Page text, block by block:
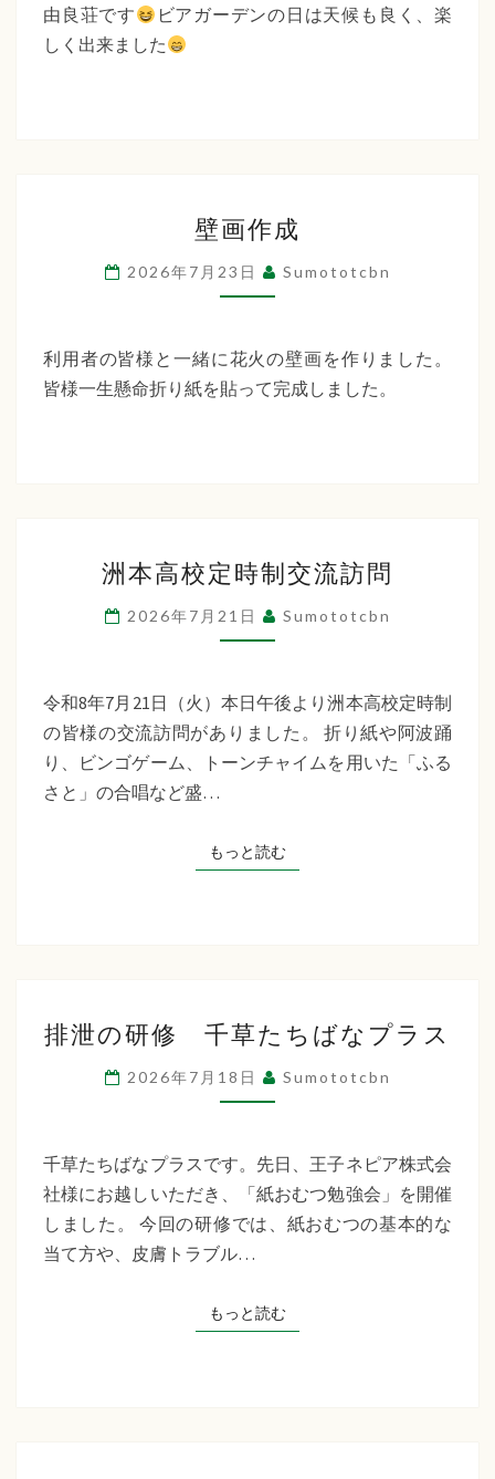
月
ー
ン
由良荘です
ビアガーデンの日は天候も良く、楽
しく出来ました
画
作
成
壁画作成
2026年7月23日 Sumototcbn
利用者の皆様と一緒に花火の壁画を作りました。
皆様一生懸命折り紙を貼って完成しました。
本
高
校
時
制
交
問
洲本高校定時制交流訪問
2026年7月21日 Sumototcbn
令和8年7月21日（火）本日午後より洲本高校定時制
の皆様の交流訪問がありました。 折り紙や阿波踊
り、ビンゴゲーム、トーンチャイムを用いた「ふる
さと」の合唱など盛…
もっと読むもっと読む
泄
の
研
千
草
た
な
排泄の研修 千草たちばなプラス
2026年7月18日 Sumototcbn
千草たちばなプラスです。先日、王子ネピア株式会
社様にお越しいただき、「紙おむつ勉強会」を開催
しました。 今回の研修では、紙おむつの基本的な
当て方や、皮膚トラブル…
もっと読むもっと読む